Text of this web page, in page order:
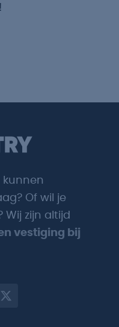
kunnen
Of wil je
zijn altijd
vestiging bij